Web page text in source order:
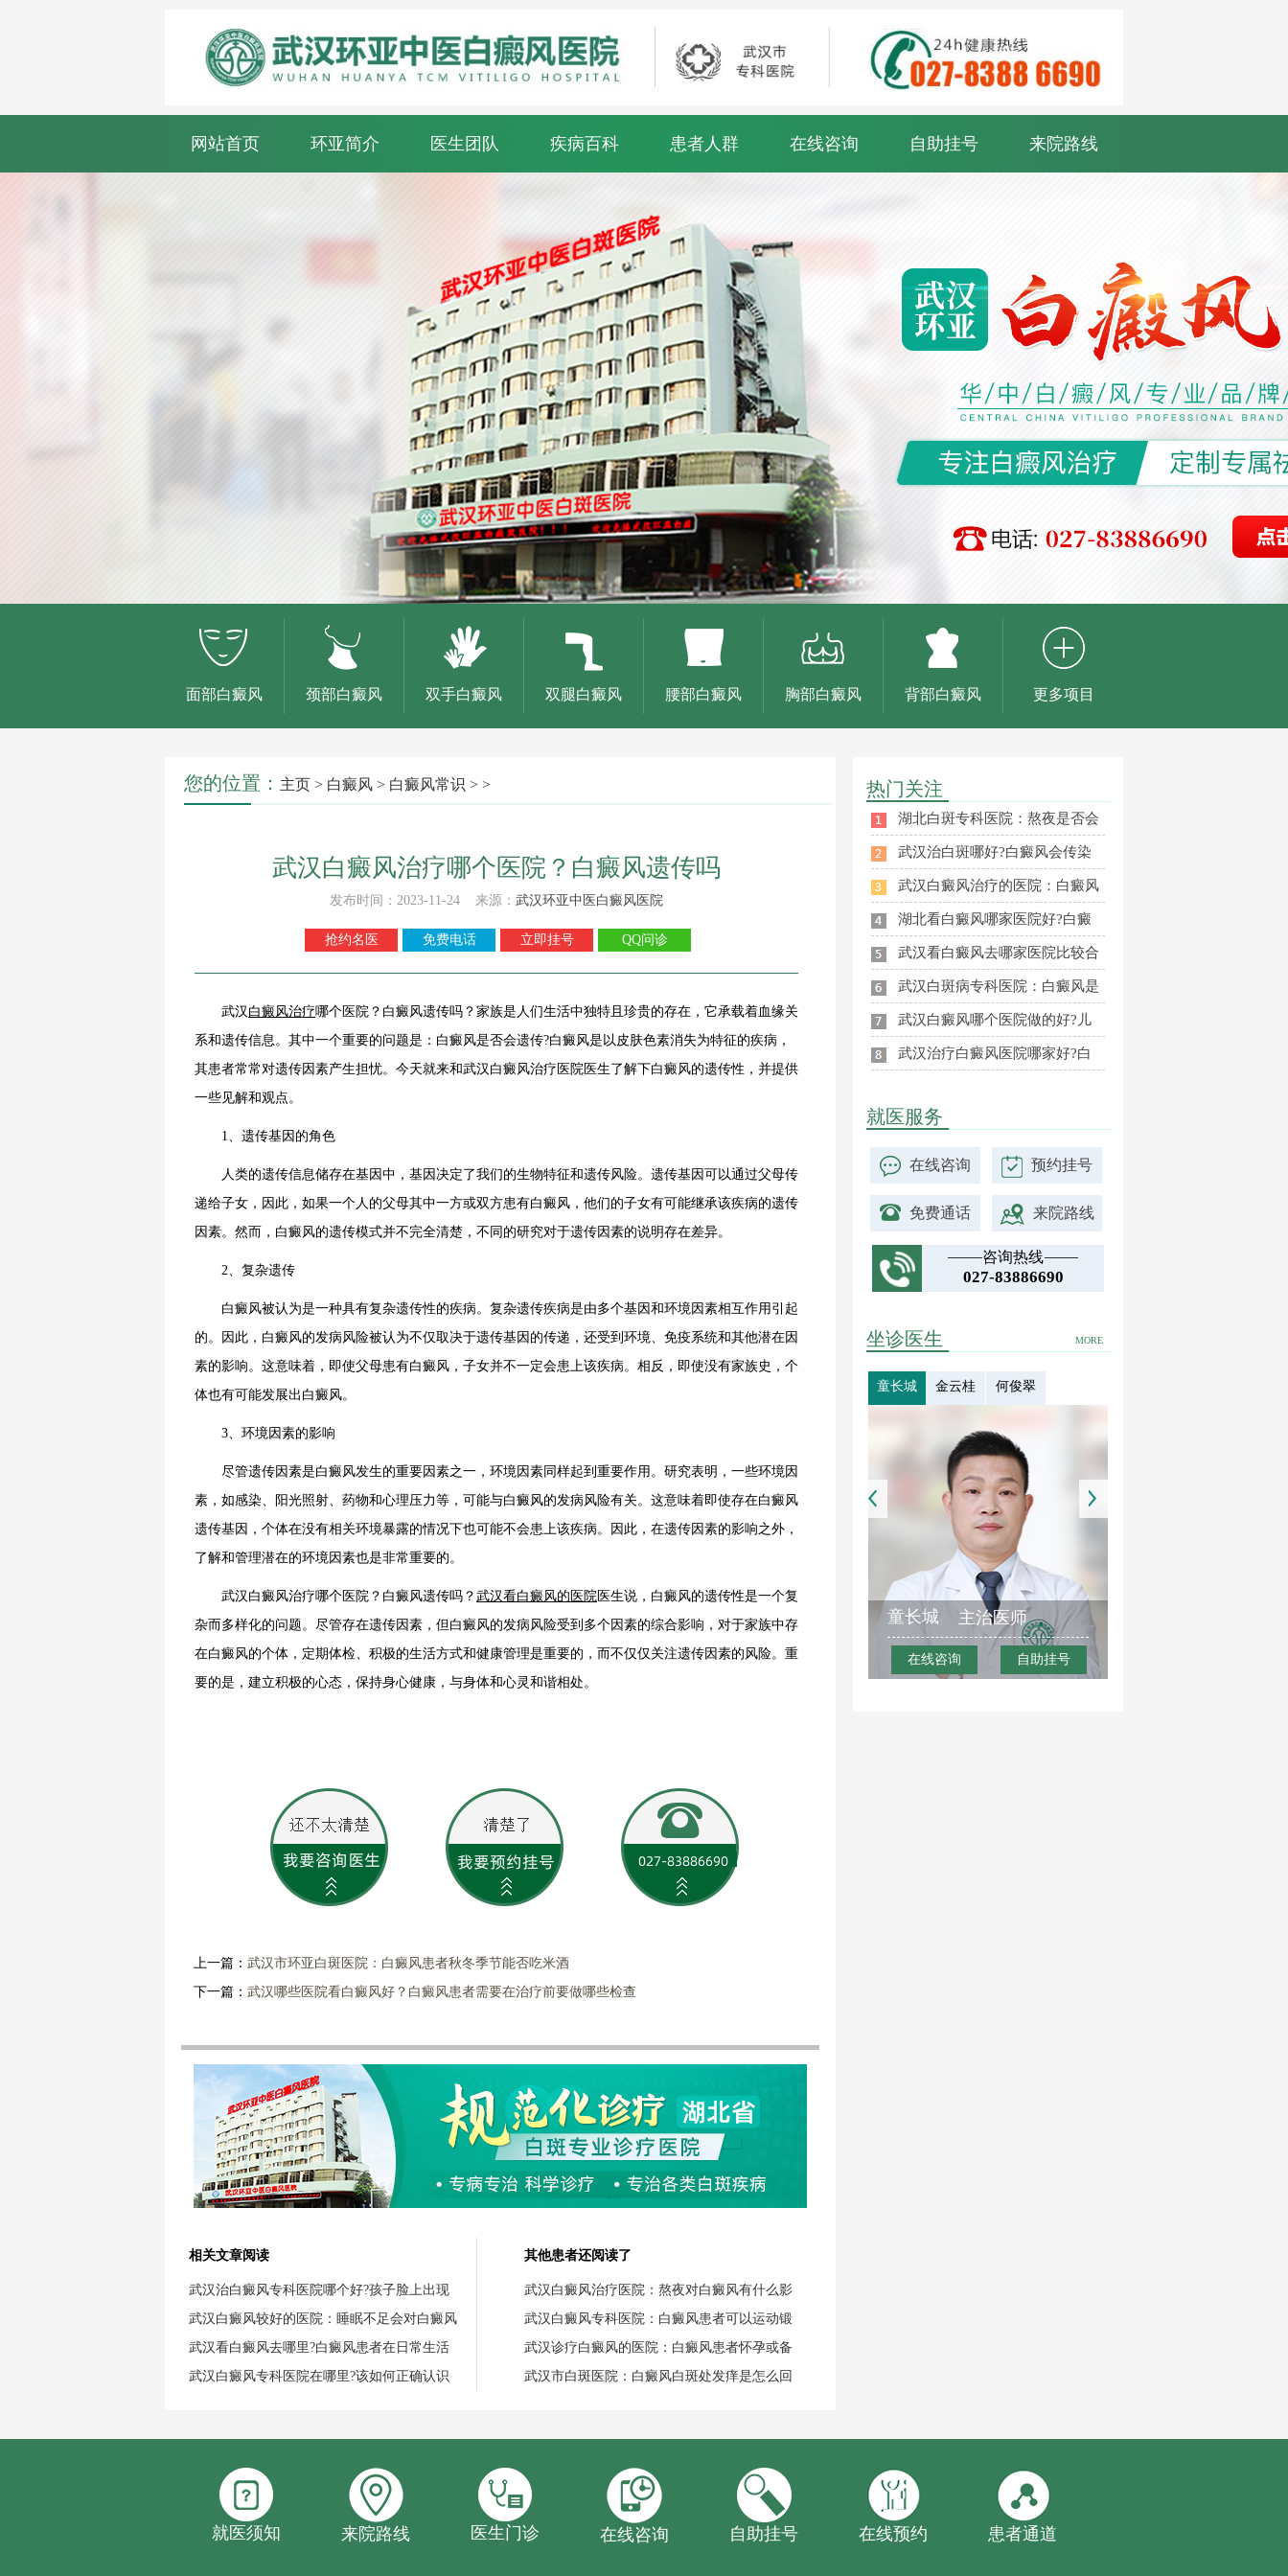
网站首页 环亚简介 医生团队 疾病百科 患者人群 在线咨询 自助挂号 来院路线
面部白癜风 颈部白癜风 双手白癜风 双腿白癜风 腰部白癜风 胸部白癜风 背部白癜风 更多项目
您的位置： 主页 > 白癜风 > 白癜风常识 > >
武汉白癜风治疗哪个医院？白癜风遗传吗
发布时间：2023-11-24 来源： 武汉环亚中医白癜风医院
抢约名医 免费电话 立即挂号 QQ问诊
武汉 白癜风治疗哪个医院？白癜风遗传吗？家族是人们生活中独特且珍贵的存在，它承载着血缘关
系和遗传信息。其中一个重要的问题是：白癜风是否会遗传?白癜风是以皮肤色素消失为特征的疾病，
其患者常常对遗传因素产生担忧。今天就来和武汉白癜风治疗医院医生了解下白癜风的遗传性，并提供
一些见解和观点。
1、遗传基因的角色
人类的遗传信息储存在基因中，基因决定了我们的生物特征和遗传风险。遗传基因可以通过父母传
递给子女，因此，如果一个人的父母其中一方或双方患有白癜风，他们的子女有可能继承该疾病的遗传
因素。然而，白癜风的遗传模式并不完全清楚，不同的研究对于遗传因素的说明存在差异。
2、复杂遗传
白癜风被认为是一种具有复杂遗传性的疾病。复杂遗传疾病是由多个基因和环境因素相互作用引起
的。因此，白癜风的发病风险被认为不仅取决于遗传基因的传递，还受到环境、免疫系统和其他潜在因
素的影响。这意味着，即使父母患有白癜风，子女并不一定会患上该疾病。相反，即使没有家族史，个
体也有可能发展出白癜风。
3、环境因素的影响
尽管遗传因素是白癜风发生的重要因素之一，环境因素同样起到重要作用。研究表明，一些环境因
素，如感染、阳光照射、药物和心理压力等，可能与白癜风的发病风险有关。这意味着即使存在白癜风
遗传基因，个体在没有相关环境暴露的情况下也可能不会患上该疾病。因此，在遗传因素的影响之外，
了解和管理潜在的环境因素也是非常重要的。
武汉白癜风治疗哪个医院？白癜风遗传吗？ 武汉看白癜风的医院 医生说，白癜风的遗传性是一个复
杂而多样化的问题。尽管存在遗传因素，但白癜风的发病风险受到多个因素的综合影响，对于家族中存
在白癜风的个体，定期体检、积极的生活方式和健康管理是重要的，而不仅仅关注遗传因素的风险。重
要的是，建立积极的心态，保持身心健康，与身体和心灵和谐相处。
上一篇： 武汉市环亚白斑医院：白癜风患者秋冬季节能否吃米酒
下一篇： 武汉哪些医院看白癜风好？白癜风患者需要在治疗前要做哪些检查
相关文章阅读
武汉治白癜风专科医院哪个好?孩子脸上出现
武汉白癜风较好的医院：睡眠不足会对白癜风
武汉看白癜风去哪里?白癜风患者在日常生活
武汉白癜风专科医院在哪里?该如何正确认识
其他患者还阅读了
武汉白癜风治疗医院：熬夜对白癜风有什么影
武汉白癜风专科医院：白癜风患者可以运动锻
武汉诊疗白癜风的医院：白癜风患者怀孕或备
武汉市白斑医院：白癜风白斑处发痒是怎么回
热门关注
湖北白斑专科医院：熬夜是否会
武汉治白斑哪好?白癜风会传染
武汉白癜风治疗的医院：白癜风
湖北看白癜风哪家医院好?白癜
武汉看白癜风去哪家医院比较合
武汉白斑病专科医院：白癜风是
武汉白癜风哪个医院做的好?儿
武汉治疗白癜风医院哪家好?白
就医服务
在线咨询 预约挂号
免费通话 来院路线
咨询热线
027-83886690
MORE
坐诊医生
童长城 金云桂 何俊翠
童长城 主治医师
在线咨询 自助挂号
就医须知 来院路线 医生门诊 在线咨询 自助挂号 在线预约 患者通道